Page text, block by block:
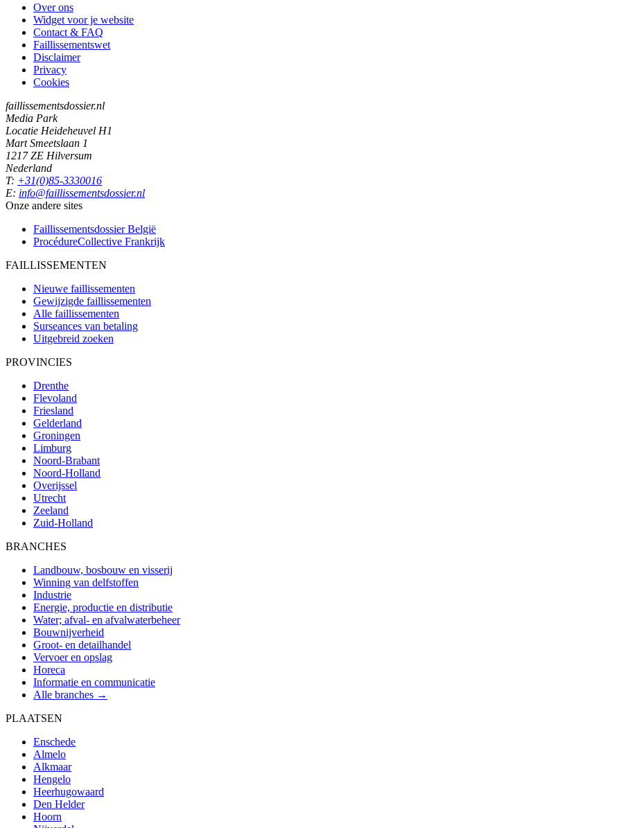
Over ons
Widget voor je website
Contact & FAQ
Faillissementswet
Disclaimer
Privacy
Cookies
faillissementsdossier.nl
Media Park
Locatie Heideheuvel H1
Mart Smeetslaan 1
1217 ZE Hilversum
Nederland
T: +31(0)85-3330016
E: info@faillissementsdossier.nl
Onze andere sites
Faillissementsdossier België
ProcédureCollective Frankrijk
FAILLISSEMENTEN
Nieuwe faillissementen
Gewijzigde faillissementen
Alle faillissementen
Surseances van betaling
Uitgebreid zoeken
PROVINCIES
Drenthe
Flevoland
Friesland
Gelderland
Groningen
Limburg
Noord-Brabant
Noord-Holland
Overijssel
Utrecht
Zeeland
Zuid-Holland
BRANCHES
Landbouw, bosbouw en visserij
Winning van delfstoffen
Industrie
Energie, productie en distributie
Water; afval- en afvalwaterbeheer
Bouwnijverheid
Groot- en detailhandel
Vervoer en opslag
Horeca
Informatie en communicatie
Alle branches →
PLAATSEN
Enschede
Almelo
Alkmaar
Hengelo
Heerhugowaard
Den Helder
Hoorn